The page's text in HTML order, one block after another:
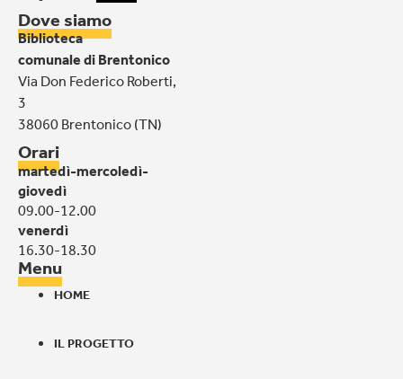
Dove siamo
Biblioteca
comunale di Brentonico
Via Don Federico Roberti,
3
38060 Brentonico (TN)
Orari
martedì-mercoledì-
giovedì
09.00-12.00
venerdì
16.30-18.30
Menu
HOME
IL PROGETTO